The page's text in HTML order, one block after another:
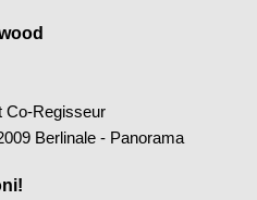
Co-Regisseur
Berlinale - Panorama